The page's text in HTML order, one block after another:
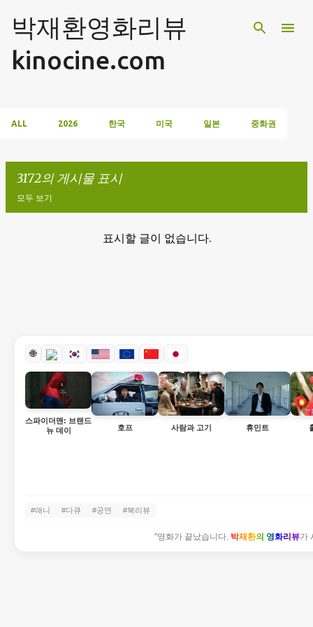
기본 콘텐츠로 건너뛰기
박재환영화리뷰
kinocine.com
ALL 2026 한국 미국 일본 중화권
3172의 게시물 표시
모두 보기
표시할 글이 없습니다.
🌐
스파이더맨: 브랜드
뉴 데이
호프 사람과 고기 휴민트
#애니 #다큐 #공연 #북리뷰
"영화가 끝났습니다. 박재환의 영화리뷰가